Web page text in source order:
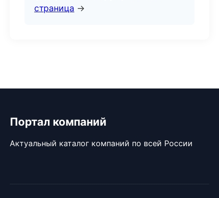
страница →
Портал компаний
Актуальный каталог компаний по всей России